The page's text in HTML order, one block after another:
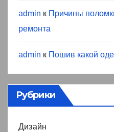
admin к Причины
ремонта
admin к Пошив какой
Рубрики
Дизайн